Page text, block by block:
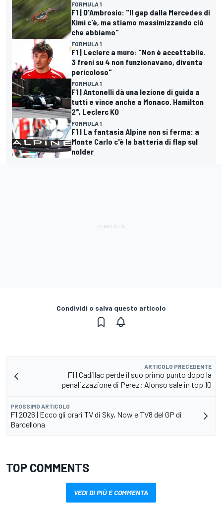
FORMULA 1
F1 | D'Ambrosio: "Il gap dalla Mercedes di
Kimi c'è, ma stiamo massimizzando ciò
che abbiamo"
FORMULA 1
F1 | Leclerc a muro: "Non è accettabile.
3 freni su 4 non funzionavano, diventa
pericoloso"
FORMULA 1
F1 | Antonelli dà una lezione di guida a
tutti e vince anche a Monaco. Hamilton
2°, Leclerc KO
FORMULA 1
F1 | La fantasia Alpine non si ferma: a
Monte Carlo c'è la batteria di flap sul
nolder
Condividi o salva questo articolo
ARTICOLO PRECEDENTE
F1 | Cadillac perde il suo primo punto dopo la
penalizzazione di Perez: Alonso sale in top 10
PROSSIMO ARTICOLO
F1 2026 | Ecco gli orari TV di Sky, Now e TV8 del GP di
Barcellona
TOP COMMENTS
VEDI DI PIÙ E COMMENTA